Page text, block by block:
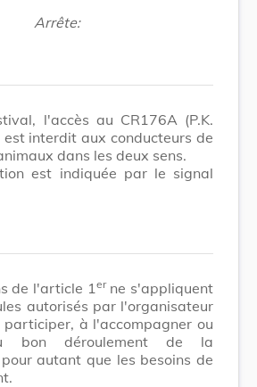
Arrête:
l'accès au CR176A (P.K.
interdit aux conducteurs de
dans les deux sens.
est indiquée par le signal
de l'article 1 erne s'appliquent
autorisés par l'organisateur
à l'accompagner ou
bon déroulement de la
autant que les besoins de